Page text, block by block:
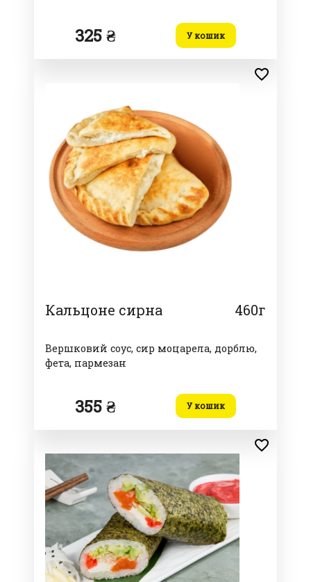
325 ₴ У кошик
Кальцоне сирна 460г
Вершковий соус, сир моцарела, дорблю,
фета, пармезан
355 ₴ У кошик